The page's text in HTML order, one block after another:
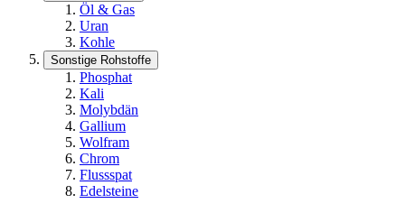
Öl & Gas
Uran
Kohle
Sonstige Rohstoffe
Phosphat
Kali
Molybdän
Gallium
Wolfram
Chrom
Flussspat
Edelsteine